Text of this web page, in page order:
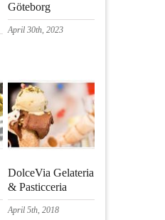
Göteborg
April 30th, 2023
DolceVia Gelateria
& Pasticceria
April 5th, 2018